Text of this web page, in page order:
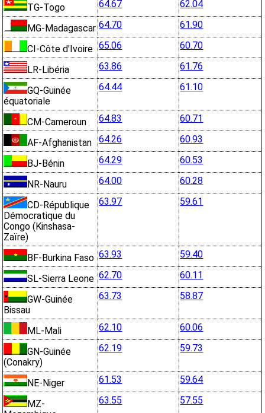
TG-Togo 64.67 62.04
MG-Madagascar 64.70 61.90
CI-Côte d'Ivoire 65.06 60.70
LR-Libéria 63.86 61.76
GQ-Guinée
équatoriale
64.44 61.10
CM-Cameroun 64.83 60.71
AF-Afghanistan 64.26 60.93
BJ-Bénin 64.29 60.53
NR-Nauru 64.00 60.28
CD-République
Démocratique du
Congo (Kinshasa-
Zaïre)
63.97 59.61
BF-Burkina Faso 63.93 59.40
SL-Sierra Leone 62.70 60.11
GW-Guinée
Bissau
63.73 58.87
ML-Mali 62.10 60.06
GN-Guinée
(Conakry)
62.19 59.73
NE-Niger 61.53 59.64
MZ-
63.55 57.55